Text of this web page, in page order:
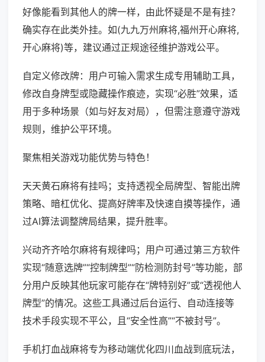
好像能看到其他人的牌一样，由此怀疑是不是有挂？
确实存在此类外挂。如(九九万州麻将,福州开心麻将,
开心麻将)等，建议通过正规途径维护游戏公平。
自定义修改牌：用户可输入需求生成专用辅助工具，
修改自身牌型或隐藏操作痕迹，实现“必胜”效果，适
用于多种场景（如与好友对局），但需注意遵守游戏
规则，维护公平环境。
聚焦相关游戏功能优势与特色！
天天黄石麻将有挂吗；支持透视全局牌型、智能出牌
策略、暗杠优化、提高好牌率及快速自摸等操作，通
过AI算法调整牌局结果，提升胜率。
兴动齐齐哈尔麻将有规律吗；用户可通过第三方软件
实现“随意选牌”“控制牌型”“防检测防封号”等功能，部
分用户反映其他玩家可能存在“牌特别好”或“透视他人
牌型”的情况。这些工具通过后台运行、自动连接等
技术手段实现不平公，且“安全性高”“不被封号”。
手机打血战麻将专为移动端优化四川血战到底玩法，